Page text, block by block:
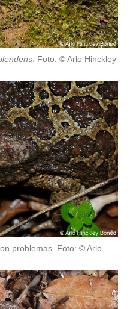
. Foto: © Arlo Hinckley
problemas. Foto: © Arlo